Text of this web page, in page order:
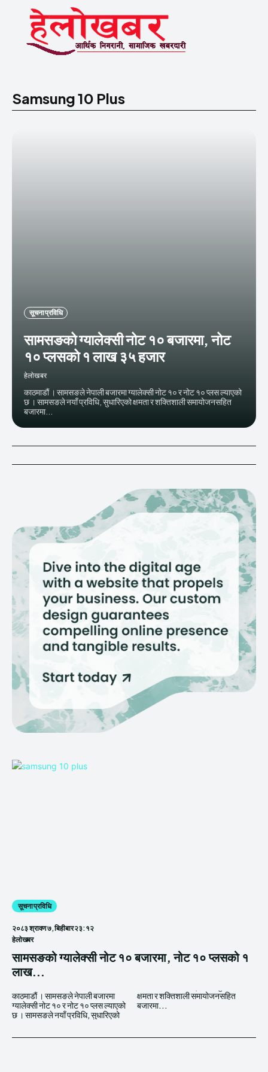
Samsung 10 Plus
सूचना प्रविधि
सामसङको ग्यालेक्सी नोट १० बजारमा, नोट
१० प्लसको १ लाख ३५ हजार
हेलाेखबर
काठमाडौं । सामसङले नेपाली बजारमा ग्यालेक्सी नोट १० र नोट १० प्लस ल्याएको
छ । सामसङले नयाँ प्रविधि, सुधारिएको क्षमता र शक्तिशाली समायोजनसहित
बजारमा...
सूचना प्रविधि
२०८३ श्रावण ७, बिहीबार २३:१२
हेलाेखबर
सामसङको ग्यालेक्सी नोट १० बजारमा, नोट १० प्लसको १
लाख...
काठमाडौं । सामसङले नेपाली बजारमा
ग्यालेक्सी नोट १० र नोट १० प्लस ल्याएको
छ । सामसङले नयाँ प्रविधि, सुधारिएको
क्षमता र शक्तिशाली समायोजनसहित
बजारमा...